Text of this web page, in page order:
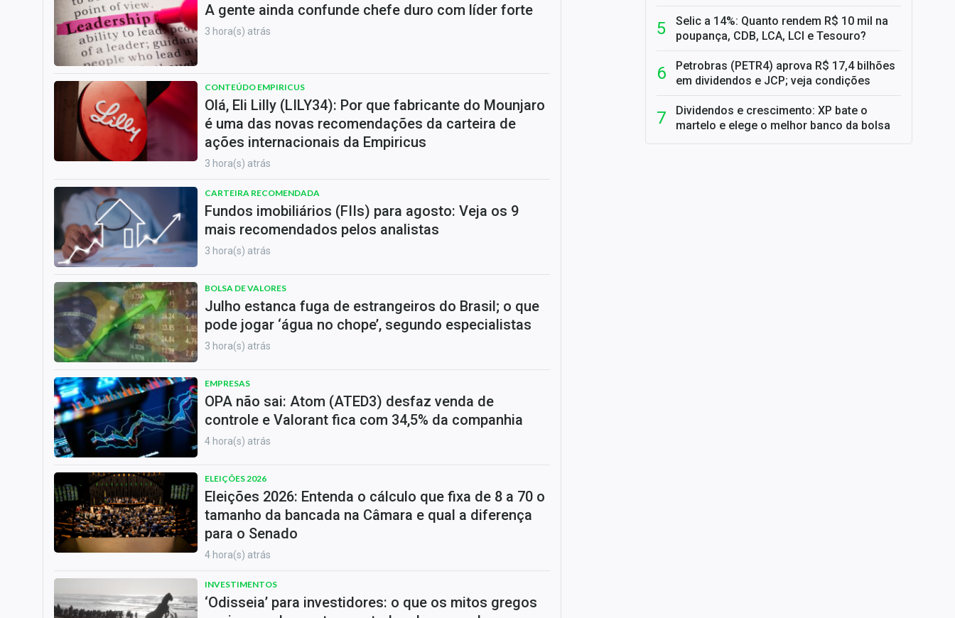
Selic a 14%: Quanto rendem R$ 10 mil na
poupança, CDB, LCA, LCI e Tesouro?
Petrobras (PETR4) aprova R$ 17,4 bilhões
em dividendos e JCP; veja condições
Dividendos e crescimento: XP bate o
martelo e elege o melhor banco da bolsa
A gente ainda confunde chefe duro com líder forte
3 hora(s) atrás
CONTEÚDO EMPIRICUS
Olá, Eli Lilly (LILY34): Por que fabricante do Mounjaro
é uma das novas recomendações da carteira de
ações internacionais da Empiricus
3 hora(s) atrás
CARTEIRA RECOMENDADA
Fundos imobiliários (FIIs) para agosto: Veja os 9
mais recomendados pelos analistas
3 hora(s) atrás
BOLSA DE VALORES
Julho estanca fuga de estrangeiros do Brasil; o que
pode jogar ‘água no chope’, segundo especialistas
3 hora(s) atrás
EMPRESAS
OPA não sai: Atom (ATED3) desfaz venda de
controle e Valorant fica com 34,5% da companhia
4 hora(s) atrás
ELEIÇÕES 2026
Eleições 2026: Entenda o cálculo que fixa de 8 a 70 o
tamanho da bancada na Câmara e qual a diferença
para o Senado
4 hora(s) atrás
INVESTIMENTOS
‘Odisseia’ para investidores: o que os mitos gregos